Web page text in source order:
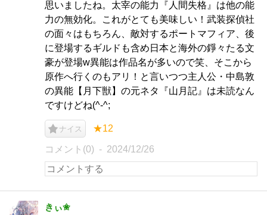
思いましたね。太宰の能力『人間失格』は他の能
力の無効化。これがとても美味しい！武装探偵社
の面々はもちろん、敵対するポートマフィア、後
に登場するギルドも含め日本と海外の錚々たる文
豪が登場w異能は作品名が多いので笑、そこから
原作へ行くのもアリ！と言いつつ主人公・中島敦
の異能【月下獣】の元ネタ『山月記』は未読なん
ですけどね(^-^;
ナイス ★12
コメント(0) 2024/12/26
きぃ✬